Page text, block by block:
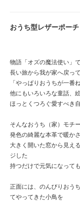
おうち型レザーポー
物語「オズの魔法使い」で
長い旅から我が家へ戻っ
「やっぱりおうちが一番
他にもいろいろな童話、
ほっとくつろぐ愛すべき
そんなおうち（家）モチ
発色の綺麗な本革で暖か
大きく開いた窓から見え
ジした
持つだけで元気になって
正面には、のんびりおう
てやってきた小鳥を